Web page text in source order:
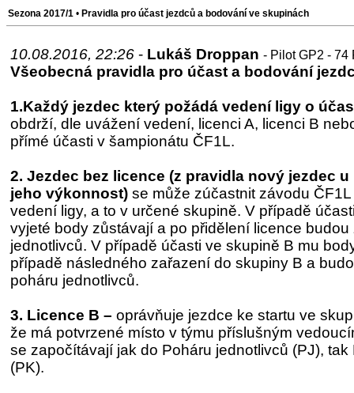
Sezona 2017/1 • Pravidla pro účast jezdců a bodování ve skupinách
10.08.2016, 22:26 - Lukáš Droppan - Pilot GP2 - 74
Všeobecná pravidla pro účast a bodování
1.Každý jezdec který požádá vedení ligy o
obdrží, dle uvážení vedení, licenci A, licenci B
přímé účasti v šampionátu ČF1L.
2. Jezdec bez licence (z pravidla nový jezdec
jeho výkonnost) se může zúčastnit závodu
vedení ligy, a to v určené skupině. V případě
vyjeté body zůstávají a po přidělení licence
jednotlivců. V případě účasti ve skupině B mu
případě následného zařazení do skupiny B a
poháru jednotlivců.
3. Licence B – oprávňuje jezdce ke startu ve
že má potvrzené místo v týmu příslušným
se započítávají jak do Poháru jednotlivců (PJ),
(PK).